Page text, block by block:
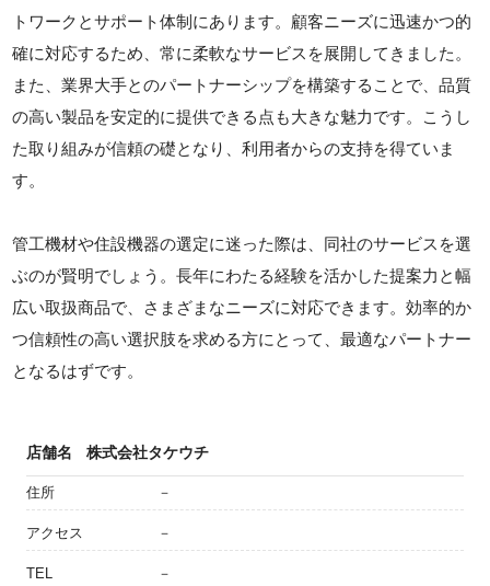
トワークとサポート体制にあります。顧客ニーズに迅速かつ的
確に対応するため、常に柔軟なサービスを展開してきました。
また、業界大手とのパートナーシップを構築することで、品質
の高い製品を安定的に提供できる点も大きな魅力です。こうし
た取り組みが信頼の礎となり、利用者からの支持を得ていま
す。
管工機材や住設機器の選定に迷った際は、同社のサービスを選
ぶのが賢明でしょう。長年にわたる経験を活かした提案力と幅
広い取扱商品で、さまざまなニーズに対応できます。効率的か
つ信頼性の高い選択肢を求める方にとって、最適なパートナー
となるはずです。
店舗名 株式会社タケウチ
住所 －
アクセス －
TEL －